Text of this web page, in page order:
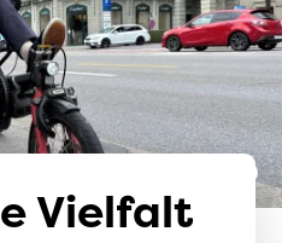
Vielfalt